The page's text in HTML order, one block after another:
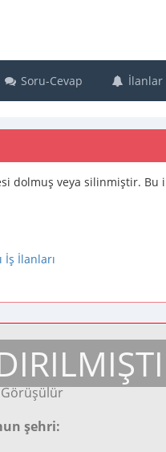
Soru-Cevap İlanlar
dolmuş veya silinmiştir. Bu
İş İlanları
şehri: